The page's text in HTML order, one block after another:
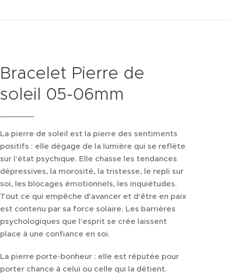
Bracelet Pierre de
soleil 05-06mm
La pierre de soleil est la pierre des sentiments
positifs : elle dégage de la lumière qui se reflète
sur l'état psychique. Elle chasse les tendances
dépressives, la morosité, la tristesse, le repli sur
soi, les blocages émotionnels, les inquiétudes.
Tout ce qui empêche d'avancer et d'être en paix
est contenu par sa force solaire. Les barrières
psychologiques que l'esprit se crée laissent
place à une confiance en soi.
La pierre porte-bonheur : elle est réputée pour
porter chance à celui ou celle qui la détient.